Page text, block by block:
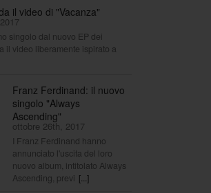
il video di "Vacanza"
singolo dal nuovo EP dei
il video liberamente ispirato a
Franz Ferdinand: il nuovo
singolo "Always
Ascending"
ottobre 26th, 2017
I Franz Ferdinand hanno
annunciato l'uscita del loro
nuovo album, intitolato Always
Ascending, previ [...]